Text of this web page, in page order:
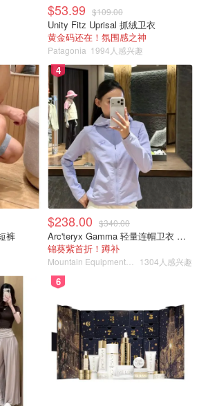
看看这个专为提升免疫力的补充剂，
缓解感冒症状并提升自身免疫系统。
原蛋白胶囊
$53.99 $109.00
Unity Fitz Uprisal 抓绒卫衣
黄金码还在！氛围感之神
Patagonia 1994人感兴趣
裤
4
$238.00 $340.00
Arc'teryx Gamma 轻量连帽卫衣 女款
锦葵紫首折！蹲补
1304人感兴趣
6